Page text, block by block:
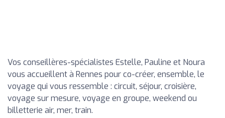
Vos conseillères-spécialistes Estelle, Pauline et Noura
vous accueillent à Rennes pour co-créer, ensemble, le
voyage qui vous ressemble : circuit, séjour, croisière,
voyage sur mesure, voyage en groupe, weekend ou
billetterie air, mer, train.